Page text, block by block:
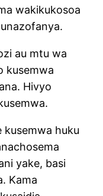
wakikukosoa
au mtu wa
kusemwa
Hivyo
kusemwa huku
yake, basi
Kama